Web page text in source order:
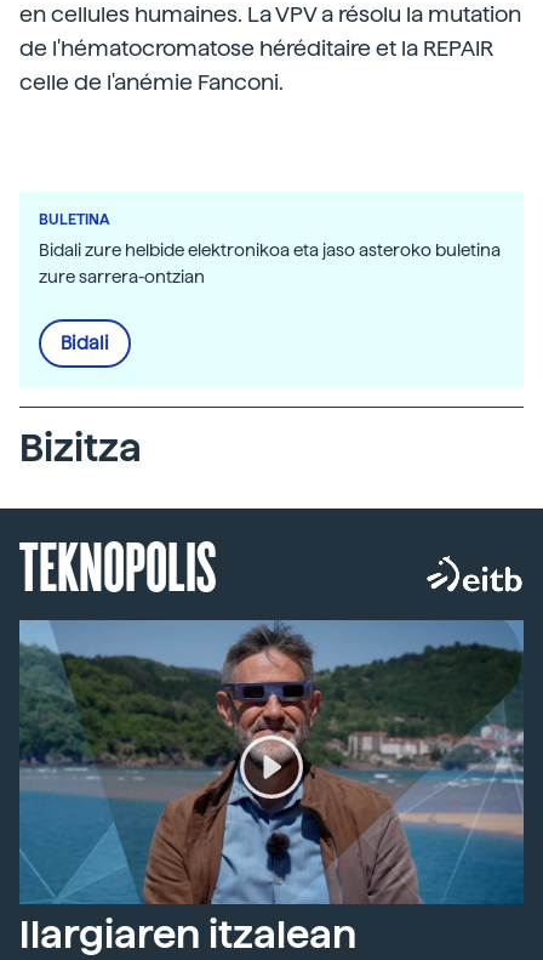
en cellules humaines. La VPV a résolu la mutation
de l'hématocromatose héréditaire et la REPAIR
celle de l'anémie Fanconi.
BULETINA
Bidali zure helbide elektronikoa eta jaso asteroko buletina
zure sarrera-ontzian
Bidali
Bizitza
TEKNOPOLIS
Ilargiaren itzalean